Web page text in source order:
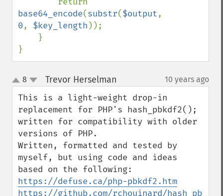
base64_encode(substr($output
0, $key_length ));
}
up
down
8 Trevor Herselman 10 years ago
This is a light-weight drop-in
replacement for PHP's hash_pbkdf2();
written for compatibility with older
versions of PHP.
Written, formatted and tested by
myself, but using code and ideas
https://defuse.ca/php-pbkdf2.htm
https://github.com/rchouinard/